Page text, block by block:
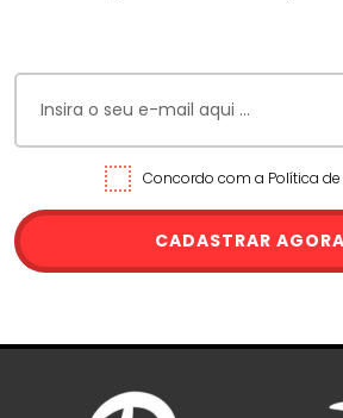
Concordo com a Política de
CADASTRAR